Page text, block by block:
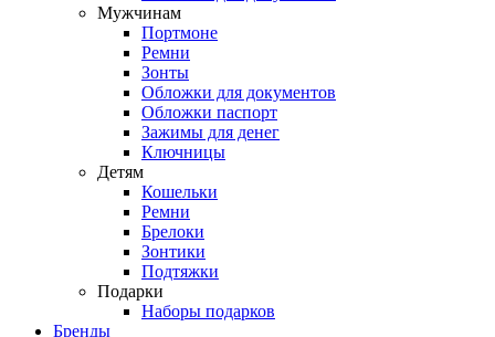
Мужчинам
Портмоне
Ремни
Зонты
Обложки для документов
Обложки паспорт
Зажимы для денег
Ключницы
Детям
Кошельки
Ремни
Брелоки
Зонтики
Подтяжки
Подарки
Наборы подарков
Бренды